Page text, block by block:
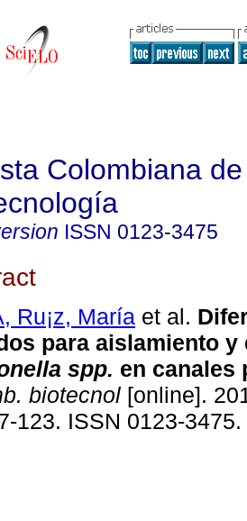
Colombiana de
ISSN 0123-3475
Ru¡z, María et al.
para aislamiento y
spp. en canales
biotecnol [online].
123. ISSN 0123-3475.